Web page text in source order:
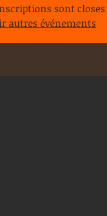
sont closes
autres événements